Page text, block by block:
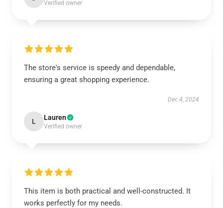
Verified owner
The store's service is speedy and dependable,
ensuring a great shopping experience.
Dec 4, 2024
L Lauren
Verified owner
This item is both practical and well-constructed. It
works perfectly for my needs.